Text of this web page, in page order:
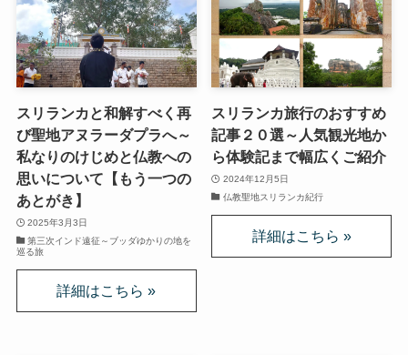
インド・スリランカ仏跡紀行
第一次インド遠征～ガンジス川の聖地を訪ねて
第二次インド遠征～インド中南部の遺跡を訪ねて
仏教聖地スリランカ紀行
第三次インド遠征～ブッダゆかりの地を巡る旅
仏教コラム＋α
スリランカと和解すべく再
び聖地アヌラーダプラへ～
私なりのけじめと仏教への
思いについて【もう一つの
あとがき】
2025年3月3日
第三次インド遠征～ブッダゆかりの地を
巡る旅
スリランカ旅行のおすすめ
記事２０選～人気観光地か
ら体験記まで幅広くご紹介
2024年12月5日
仏教聖地スリランカ紀行